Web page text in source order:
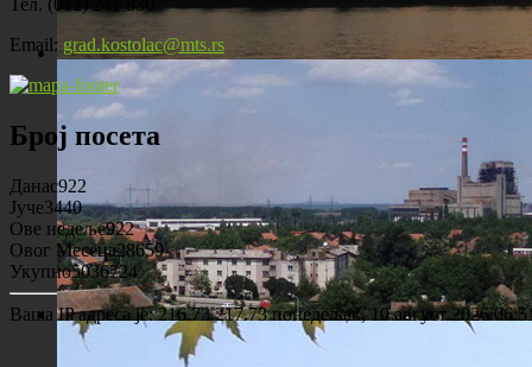
Костолац на Дунаву
Панорама Костолца
Тел. (012) 241 830
Email: grad.kostolac@mts.rs
Број посета
Данас922
Јуче3440
Ове недеље922
Овог Месеца28659
Укупно5036724
Ваша IP адреса је: 216.73.217.73 понедељак, 10 август 2026